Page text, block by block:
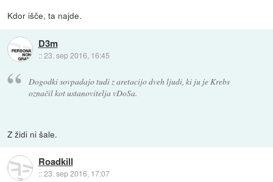
Kdor išče, ta najde.
D3m
::23. sep 2016, 16:45
Dogodki sovpadajo tudi z aretacijo dveh ljudi, ki ju je Krebs
označil kot ustanovitelja vDoSa.
Z židi ni šale.
Roadkill
::23. sep 2016, 17:07